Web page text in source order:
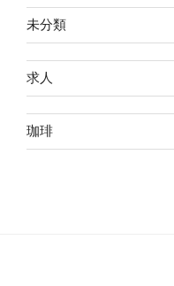
未分類
求人
珈琲